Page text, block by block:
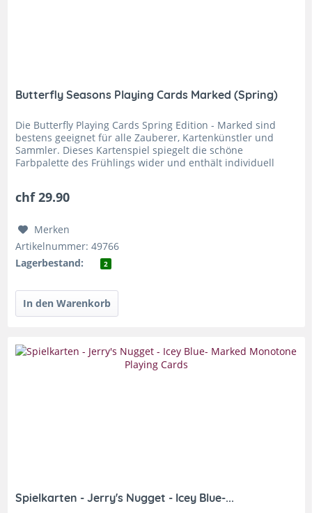
Butterfly Seasons Playing Cards Marked (Spring)
Die Butterfly Playing Cards Spring Edition - Marked sind
bestens geeignet für alle Zauberer, Kartenkünstler und
Sammler. Dieses Kartenspiel spiegelt die schöne
Farbpalette des Frühlings wider und enthält individuell
chf 29.90
Merken
Artikelnummer: 49766
Lagerbestand:
2
Spielkarten - Jerry's Nugget - Icey Blue-...